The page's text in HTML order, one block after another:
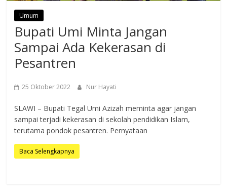
Umum
Bupati Umi Minta Jangan
Sampai Ada Kekerasan di
Pesantren
25 Oktober 2022 Nur Hayati
SLAWI – Bupati Tegal Umi Azizah meminta agar jangan
sampai terjadi kekerasan di sekolah pendidikan Islam,
terutama pondok pesantren. Pernyataan
Baca Selengkapnya